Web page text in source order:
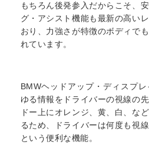
もちろん後発参入だからこそ、
グ・アシスト機能も最新の高い
おり、力強さが特徴のボディで
れています。
BMWヘッドアップ・ディスプ
ゆる情報をドライバーの視線の
ドー上にオレンジ、黄、白、な
るため、ドライバーは何度も視
という便利な機能。